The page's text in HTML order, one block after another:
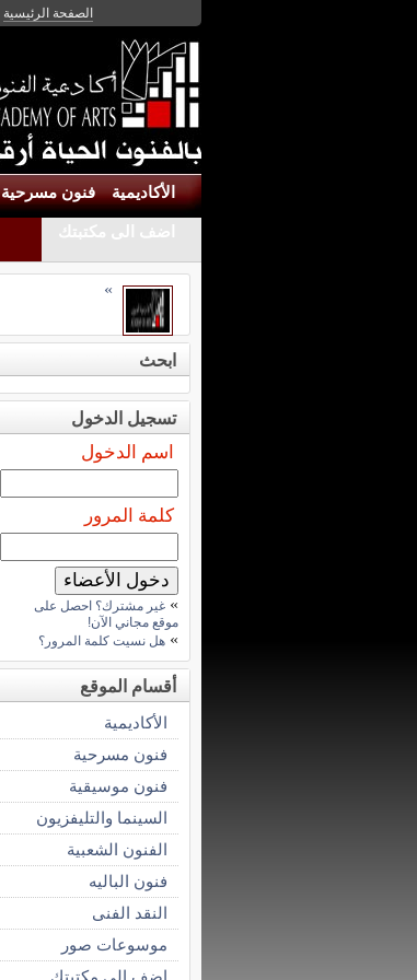
الصفحة الرئيسية
الأكاديمية فنون مسرحية
اضف الى مكتبتك
»
ابحث
تسجيل الدخول
اسم الدخول
كلمة المرور
» غير مشترك؟ احصل على
موقع مجاني الآن!
» هل نسيت كلمة المرور؟
أقسام الموقع
الأكاديمية
فنون مسرحية
فنون موسيقية
السينما والتليفزيون
الفنون الشعبية
فنون الباليه
النقد الفنى
موسوعات صور
اضف الى مكتبتك